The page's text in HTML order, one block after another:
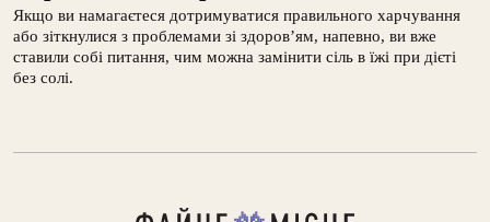
Якщо ви намагаєтеся дотримуватися правильного харчування
або зіткнулися з проблемами зі здоров’ям, напевно, ви вже
ставили собі питання, чим можна замінити сіль в їжі при дієті
без солі.